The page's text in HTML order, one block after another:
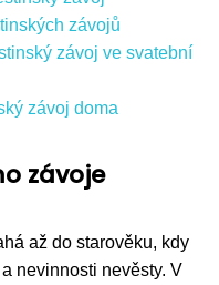
závojů
závoj ve svatební
závoj doma
závoje
až do starověku, kdy
nevinnosti nevěsty. V